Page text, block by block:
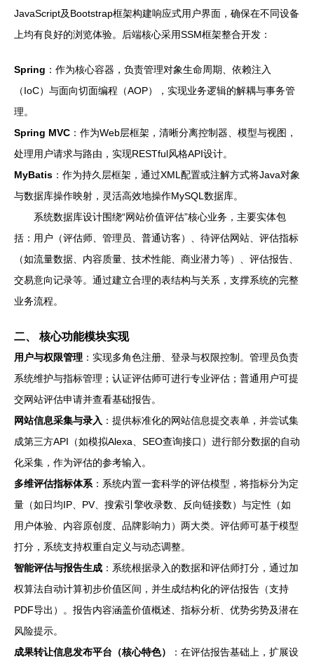
JavaScript及Bootstrap框架构建响应式用户界面，确保在不同设备
上均有良好的浏览体验。后端核心采用SSM框架整合开发：
Spring ：作为核心容器，负责管理对象生命周期、依赖注入
（IoC）与面向切面编程（AOP），实现业务逻辑的解耦与事务管
理。
Spring MVC ：作为Web层框架，清晰分离控制器、模型与视图，
处理用户请求与路由，实现RESTful风格API设计。
MyBatis ：作为持久层框架，通过XML配置或注解方式将Java对象
与数据库操作映射，灵活高效地操作MySQL数据库。
系统数据库设计围绕“网站价值评估”核心业务，主要实体包
括：用户（评估师、管理员、普通访客）、待评估网站、评估指标
（如流量数据、内容质量、技术性能、商业潜力等）、评估报告、
交易意向记录等。通过建立合理的表结构与关系，支撑系统的完整
业务流程。
二、 核心功能模块实现
用户与权限管理 ：实现多角色注册、登录与权限控制。管理员负责
系统维护与指标管理；认证评估师可进行专业评估；普通用户可提
交网站评估申请并查看基础报告。
网站信息采集与录入 ：提供标准化的网站信息提交表单，并尝试集
成第三方API（如模拟Alexa、SEO查询接口）进行部分数据的自动
化采集，作为评估的参考输入。
多维评估指标体系 ：系统内置一套科学的评估模型，将指标分为定
量（如日均IP、PV、搜索引擎收录数、反向链接数）与定性（如
用户体验、内容原创度、品牌影响力）两大类。评估师可基于模型
打分，系统支持权重自定义与动态调整。
智能评估与报告生成 ：系统根据录入的数据和评估师打分，通过加
权算法自动计算初步价值区间，并生成结构化的评估报告（支持
PDF导出）。报告内容涵盖价值概述、指标分析、优势劣势及潜在
风险提示。
成果转让信息发布平台（核心特色）
：在评估报告基础上，扩展设